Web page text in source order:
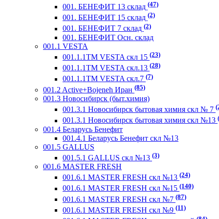
001. БЕНЕФИТ 13 склад (47)
001. БЕНЕФИТ 15 склад (2)
001. БЕНЕФИТ 7 склад (2)
001. БЕНЕФИТ Осн. склад
001.1 VESTA
001.1.1ТМ VESTA скл 15 (23)
001.1.1ТМ VESTA скл.13 (28)
001.1.1ТМ VESTA скл.7 (7)
001.2 Active+Bojeneh Иран (85)
001.3 Новосибирск (быт.химия)
001.3.1 Новосибирск бытовая химия скл № 7
001.3.1 Новосибирск бытовая химия скл №13
001.4 Беларусь Бенефит
001.4.1 Беларусь Бенефит скл №13
001.5 GALLUS
001.5.1 GALLUS скл №13 (3)
001.6 MASTER FRESH
001.6.1 MASTER FRESH скл №13 (24)
001.6.1 MASTER FRESH скл №15 (140)
001.6.1 MASTER FRESH скл №7 (87)
001.6.1 MASTER FRESH скл №9 (11)